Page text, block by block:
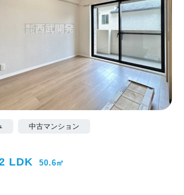
中古マンション
LDK 50.6㎡